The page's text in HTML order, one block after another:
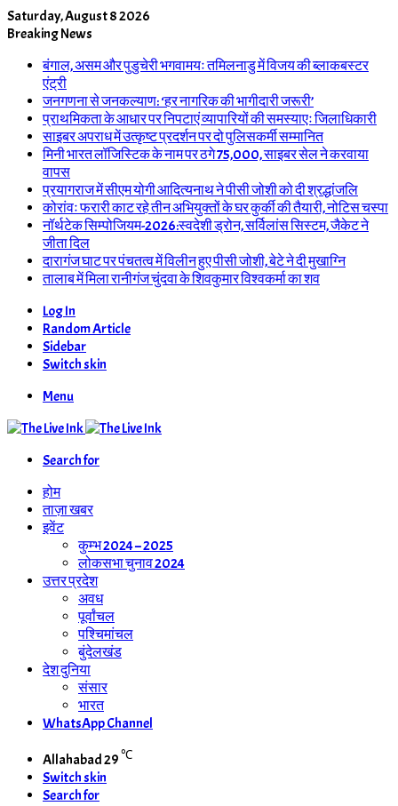
Saturday, August 8 2026
Breaking News
बंगाल, असम और पुडुचेरी भगवामयः तमिलनाडु में विजय की ब्लाकबस्टर
एंट्री
जनगणना से जनकल्याण: ‘हर नागरिक की भागीदारी जरूरी’
प्राथमिकता के आधार पर निपटाएं व्यापारियों की समस्याएः जिलाधिकारी
साइबर अपराध में उत्कृष्ट प्रदर्शन पर दो पुलिसकर्मी सम्मानित
मिनी भारत लॉजिस्टिक के नाम पर ठगे 75,000, साइबर सेल ने करवाया
वापस
प्रयागराज में सीएम योगी आदित्यनाथ ने पीसी जोशी को दी श्रद्धांजलि
कोरांवः फरारी काट रहे तीन अभियुक्तों के घर कुर्की की तैयारी, नोटिस चस्पा
नॉर्थटेक सिम्पोजियम-2026:स्वदेशी ड्रोन, सर्विलांस सिस्टम, जैकेट ने
जीता दिल
दारागंज घाट पर पंचतत्व में विलीन हुए पीसी जोशी, बेटे ने दी मुखाग्नि
तालाब में मिला रानीगंज चुंदवा के शिवकुमार विश्वकर्मा का शव
Log In
Random Article
Sidebar
Switch skin
Menu
Search for
होम
ताज़ा खबर
इवेंट
कुम्भ 2024 – 2025
लोकसभा चुनाव 2024
उत्तर प्रदेश
अवध
पूर्वांचल
पश्चिमांचल
बुंदेलखंड
देश दुनिया
संसार
भारत
WhatsApp Channel
Allahabad29℃
Switch skin
Search for